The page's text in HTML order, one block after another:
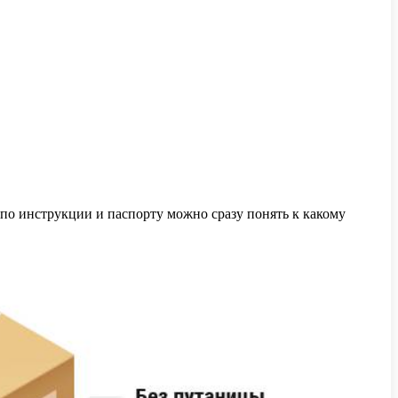
инструкции и паспорту можно сразу понять к какому